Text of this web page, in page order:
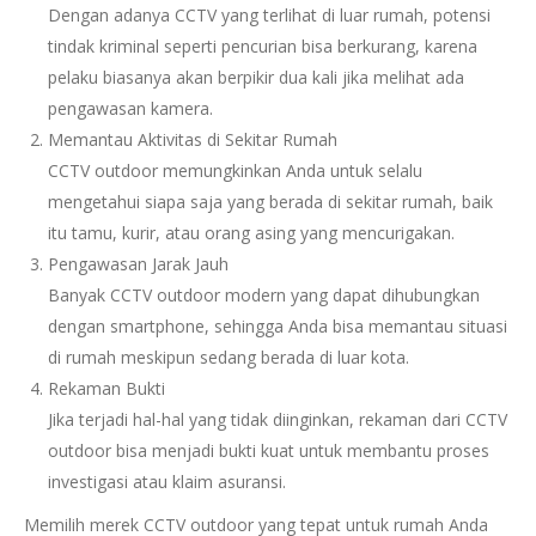
Dengan adanya CCTV yang terlihat di luar rumah, potensi
tindak kriminal seperti pencurian bisa berkurang, karena
pelaku biasanya akan berpikir dua kali jika melihat ada
pengawasan kamera.
Memantau Aktivitas di Sekitar Rumah
CCTV outdoor memungkinkan Anda untuk selalu
mengetahui siapa saja yang berada di sekitar rumah, baik
itu tamu, kurir, atau orang asing yang mencurigakan.
Pengawasan Jarak Jauh
Banyak CCTV outdoor modern yang dapat dihubungkan
dengan smartphone, sehingga Anda bisa memantau situasi
di rumah meskipun sedang berada di luar kota.
Rekaman Bukti
Jika terjadi hal-hal yang tidak diinginkan, rekaman dari CCTV
outdoor bisa menjadi bukti kuat untuk membantu proses
investigasi atau klaim asuransi.
Memilih merek CCTV outdoor yang tepat untuk rumah Anda